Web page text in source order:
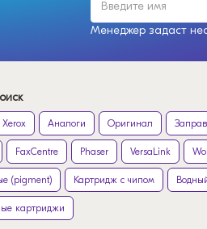
Менеджер задаст
Аналоги Оригинал
FaxCentre Phaser VersaLink
(pigment) Картридж с чипом
картриджи